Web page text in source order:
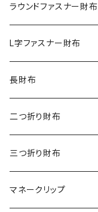
クロコダイル
ダイヤモンドパイソン
オーストリッチ
シャーク
リザード
エレファント
ラウンドファスナー財布
クロコダイル
ダイヤモンドパイソン
オーストリッチ
シャーク
リザード
L字ファスナー財布
クロコダイル
ダイヤモンドパイソン
オーストリッチ
シャーク
長財布
クロコダイル
ダイヤモンドパイソン
オーストリッチ
二つ折り財布
クロコダイル
ダイヤモンドパイソン
三つ折り財布
クロコダイル
マネークリップ